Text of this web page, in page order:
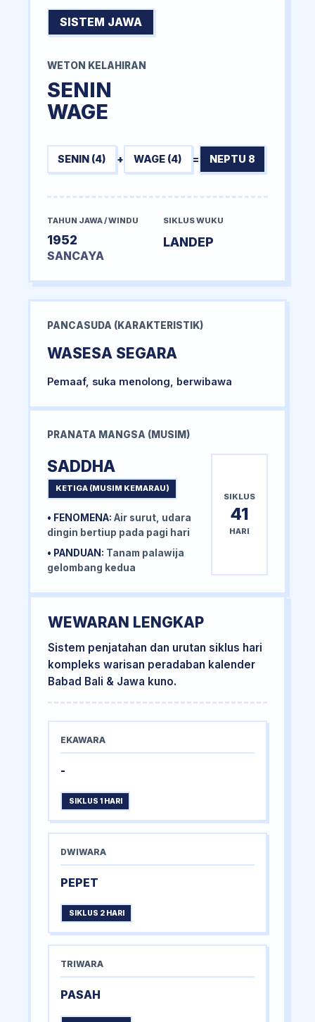
SISTEM JAWA
WETON KELAHIRAN
SENIN
WAGE
SENIN (4) + WAGE (4) = NEPTU 8
TAHUN JAWA / WINDU
1952
SANCAYA
SIKLUS WUKU
LANDEP
PANCASUDA (KARAKTERISTIK)
WASESA SEGARA
Pemaaf, suka menolong, berwibawa
PRANATA MANGSA (MUSIM)
SADDHA
KETIGA (MUSIM KEMARAU)
• FENOMENA: Air surut, udara
dingin bertiup pada pagi hari
• PANDUAN: Tanam palawija
gelombang kedua
SIKLUS
41
HARI
WEWARAN LENGKAP
Sistem penjatahan dan urutan siklus hari
kompleks warisan peradaban kalender
Babad Bali & Jawa kuno.
EKAWARA
-
SIKLUS 1 HARI
DWIWARA
PEPET
SIKLUS 2 HARI
TRIWARA
PASAH